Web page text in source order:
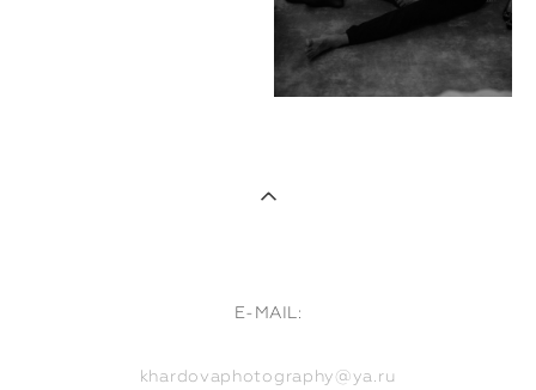
E-MAIL:
khardovaphotography@ya.ru